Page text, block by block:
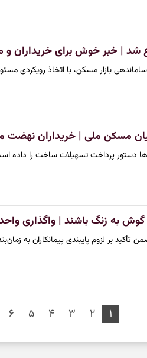
| خبر خوش برای خریداران و
بازار مسکن، با اتخاذ رویکردی
مسکن ملی | خریداران
دستور پرداخت تسهیلات ساخت را داده
به زنگ باشند | واگذاری
تأکید بر لزوم پایبندی پیمانکاران به
۱ ۲ ۳ ۴ ۵ ۶